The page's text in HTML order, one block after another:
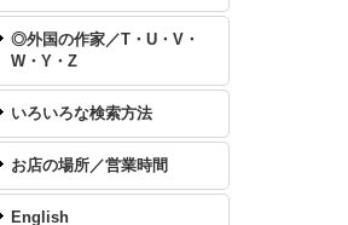
◎外国の作家／T・U・V・
W・Y・Z
いろいろな検索方法
お店の場所／営業時間
English